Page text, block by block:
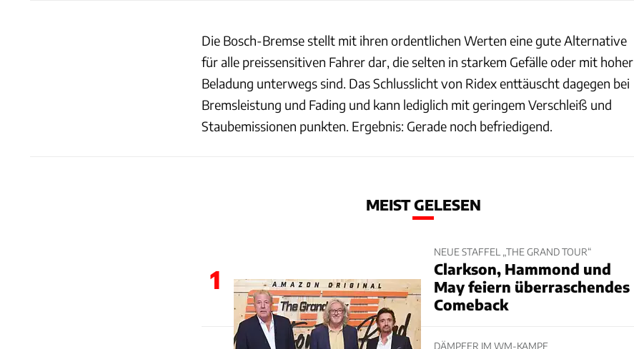
Die Bosch-Bremse stellt mit ihren ordentlichen Werten eine gute Alternative
für alle preissensitiven Fahrer dar, die selten in starkem Gefälle oder mit hoher
Beladung unterwegs sind. Das Schlusslicht von Ridex enttäuscht dagegen bei
Bremsleistung und Fading und kann lediglich mit geringem Verschleiß und
Staubemissionen punkten. Ergebnis: Gerade noch befriedigend.
MEIST GELESEN
1
NEUE STAFFEL „THE GRAND TOUR“
Clarkson, Hammond und
May feiern überraschendes
Comeback
DÄMPFER IM WM-KAMPF